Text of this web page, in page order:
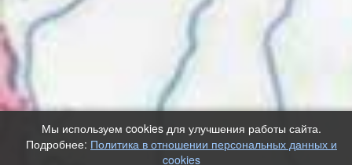
Мы используем cookies для улучшения работы сайта.
Подробнее: Политика в отношении персональных данных и
cookies